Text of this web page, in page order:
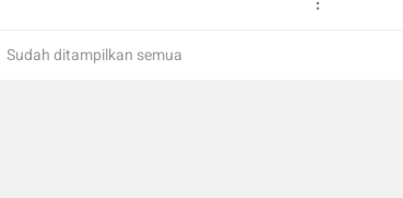
Sudah ditampilkan semua